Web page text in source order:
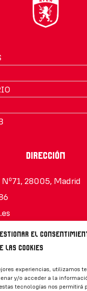
el
las cookies
experiencias, utilizamos
y/o acceder a la
tecnologías nos permitirá
Dirección
Nº71, 28005, Madrid
Síguenos